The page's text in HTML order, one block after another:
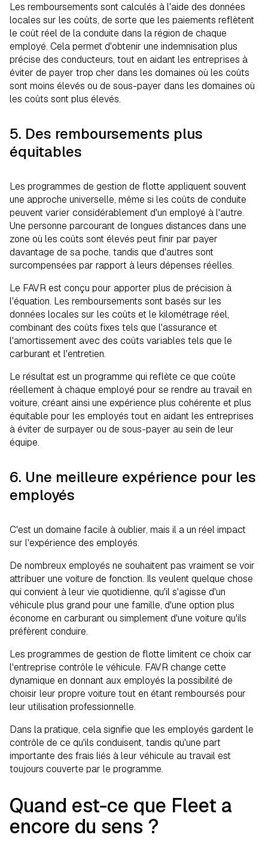
Les remboursements sont calculés à l'aide des données
locales sur les coûts, de sorte que les paiements reflètent
le coût réel de la conduite dans la région de chaque
employé. Cela permet d'obtenir une indemnisation plus
précise des conducteurs, tout en aidant les entreprises à
éviter de payer trop cher dans les domaines où les coûts
sont moins élevés ou de sous-payer dans les domaines où
les coûts sont plus élevés.
5. Des remboursements plus
équitables
Les programmes de gestion de flotte appliquent souvent
une approche universelle, même si les coûts de conduite
peuvent varier considérablement d'un employé à l'autre.
Une personne parcourant de longues distances dans une
zone où les coûts sont élevés peut finir par payer
davantage de sa poche, tandis que d'autres sont
surcompensées par rapport à leurs dépenses réelles.
Le FAVR est conçu pour apporter plus de précision à
l'équation. Les remboursements sont basés sur les
données locales sur les coûts et le kilométrage réel,
combinant des coûts fixes tels que l'assurance et
l'amortissement avec des coûts variables tels que le
carburant et l'entretien.
Le résultat est un programme qui reflète ce que coûte
réellement à chaque employé pour se rendre au travail en
voiture, créant ainsi une expérience plus cohérente et plus
équitable pour les employés tout en aidant les entreprises
à éviter de surpayer ou de sous-payer au sein de leur
équipe.
6. Une meilleure expérience pour les
employés
C'est un domaine facile à oublier, mais il a un réel impact
sur l'expérience des employés.
De nombreux employés ne souhaitent pas vraiment se voir
attribuer une voiture de fonction. Ils veulent quelque chose
qui convient à leur vie quotidienne, qu'il s'agisse d'un
véhicule plus grand pour une famille, d'une option plus
économe en carburant ou simplement d'une voiture qu'ils
préfèrent conduire.
Les programmes de gestion de flotte limitent ce choix car
l'entreprise contrôle le véhicule. FAVR change cette
dynamique en donnant aux employés la possibilité de
choisir leur propre voiture tout en étant remboursés pour
leur utilisation professionnelle.
Dans la pratique, cela signifie que les employés gardent le
contrôle de ce qu'ils conduisent, tandis qu'une part
importante des frais liés à leur véhicule au travail est
toujours couverte par le programme.
Quand est-ce que Fleet a
encore du sens ?